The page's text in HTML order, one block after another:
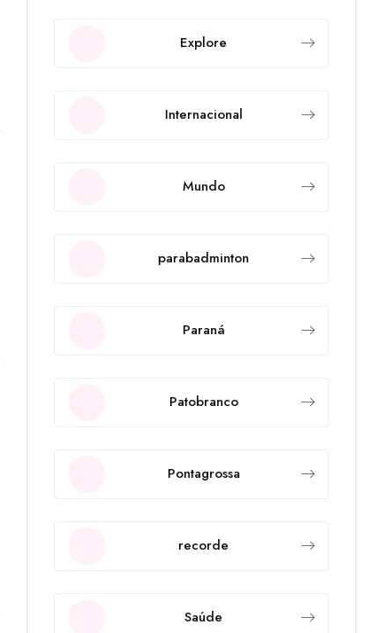
Explore
Internacional
Mundo
parabadminton
Paraná
Patobranco
Pontagrossa
recorde
Saúde